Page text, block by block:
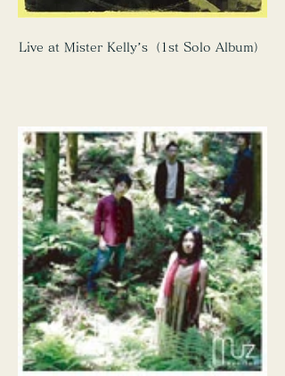
Live at Mister Kelly’s（1st Solo Album）